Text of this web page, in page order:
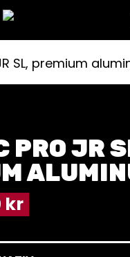
PRO JR
kr